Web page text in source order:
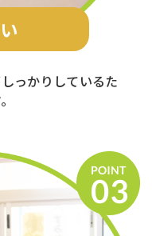
っかりしているた